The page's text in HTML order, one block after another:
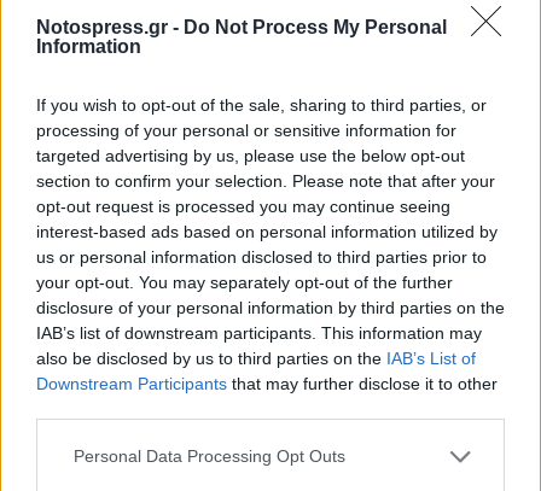
Notospress.gr - Do Not Process My Personal
Information
If you wish to opt-out of the sale, sharing to third parties, or
processing of your personal or sensitive information for
targeted advertising by us, please use the below opt-out
section to confirm your selection. Please note that after your
opt-out request is processed you may continue seeing
interest-based ads based on personal information utilized by
us or personal information disclosed to third parties prior to
your opt-out. You may separately opt-out of the further
disclosure of your personal information by third parties on the
IAB’s list of downstream participants. This information may
also be disclosed by us to third parties on the IAB’s List of
Downstream Participants that may further disclose it to other
Personal Data Processing Opt Outs
τις συνθήκες να γίνονται πιο ήπιες.